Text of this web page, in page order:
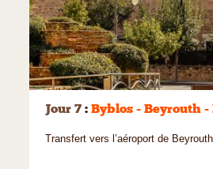
Jour 7 : Byblos - Beyrouth -
Transfert vers l’aéroport de